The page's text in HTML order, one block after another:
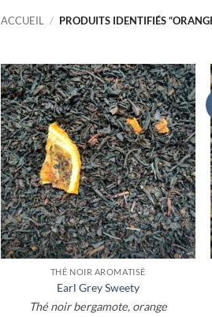
ACCUEIL / PRODUITS IDENTIFIÉS
+
THÉ NOIR AROMATISÉ
Earl Grey Sweety
Thé noir bergamote, orange